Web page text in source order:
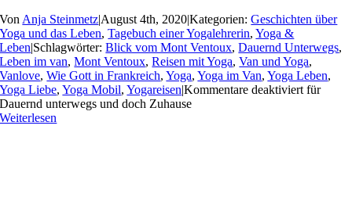
Von Anja Steinmetz|August 4th, 2020|Kategorien:Geschichten über
Yoga und das Leben,Tagebuch einer Yogalehrerin,Yoga &
Leben|Schlagwörter:Blick vom Mont Ventoux,Dauernd Unterwegs,
Leben im van,Mont Ventoux,Reisen mit Yoga,Van und Yoga,
Vanlove,Wie Gott in Frankreich,Yoga,Yoga im Van,Yoga Leben,
Yoga Liebe,Yoga Mobil,Yogareisen|Kommentare deaktiviert für
Dauernd unterwegs und doch Zuhause
Weiterlesen